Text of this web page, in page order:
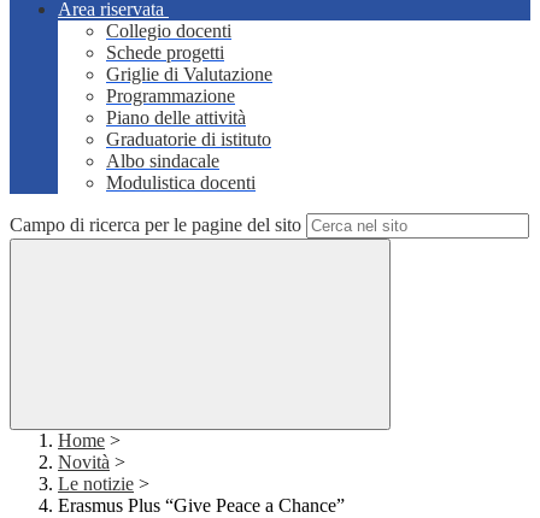
Area riservata
Collegio docenti
Schede progetti
Griglie di Valutazione
Programmazione
Piano delle attività
Graduatorie di istituto
Albo sindacale
Modulistica docenti
Campo di ricerca per le pagine del sito
Home >
Novità >
Le notizie >
Erasmus Plus “Give Peace a Chance”